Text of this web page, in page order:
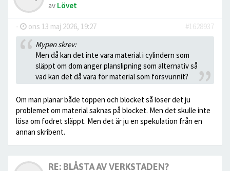
av Lövet
- ons 13 maj 2026, 19:27
#1628937
Mypen skrev:
Men då kan det inte vara material i cylindern som
släppt om dom anger planslipning som alternativ så
vad kan det då vara för material som försvunnit?
Om man planar både toppen och blocket så löser det ju
problemet om material saknas på blocket. Men det skulle inte
lösa om fodret släppt. Men det är ju en spekulation från en
annan skribent.
RE: BLÅSTA AV VERKSTADEN?